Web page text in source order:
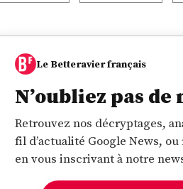
Le Betteravier français
N’oubliez pas de
Retrouvez nos décryptages,
fil d’actualité Google News,
en vous inscrivant à notre